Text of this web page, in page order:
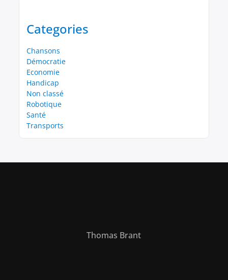
Categories
Chansons
Démocratie
Economie
Handicap
Non classé
Robotique
Santé
Transports
Thomas Brant